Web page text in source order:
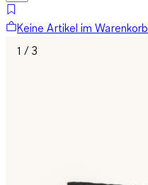
Keine Artikel im Warenkorb
1 / 3